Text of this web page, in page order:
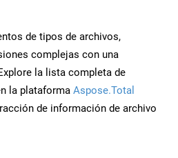
de tipos de archivos,
complejas con una
la lista completa de
la plataforma Aspose.Total
de información de archivo